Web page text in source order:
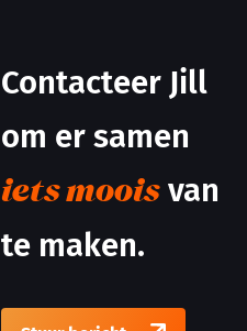
Contacteer Jill
om er samen
iets moois van
te maken.